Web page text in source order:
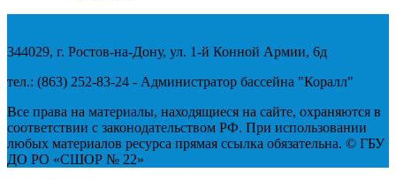
344029, г. Ростов-на-Дону, ул. 1-й Конной Армии, 6д
тел.: (863) 252-83-24 - Администратор бассейна "Коралл"
Все права на материалы, находящиеся на сайте, охраняются в
соответствии с законодательством РФ. При использовании
любых материалов ресурса прямая ссылка обязательна. © ГБУ
ДО РО «СШОР № 22»